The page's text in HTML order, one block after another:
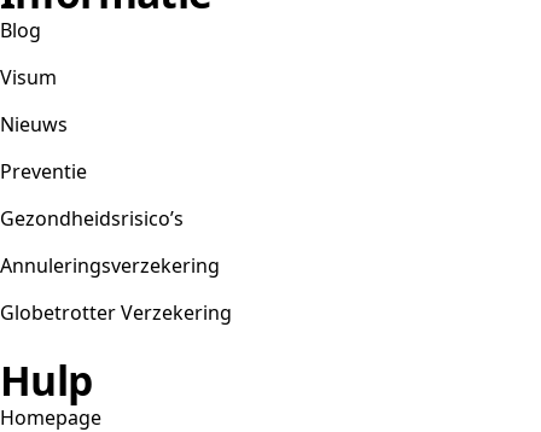
Blog
Visum
Nieuws
Preventie
Gezondheidsrisico’s
Annuleringsverzekering
Globetrotter Verzekering
Hulp
Homepage